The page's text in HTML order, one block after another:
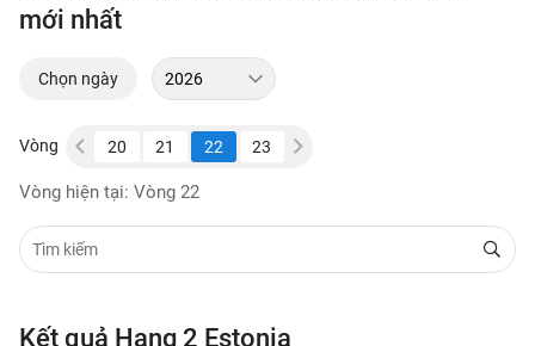
mới nhất
Chọn ngày
Vòng
18 19 20 21 22 23 24
Vòng hiện tại: Vòng 22
Kết quả Hạng 2 Estonia